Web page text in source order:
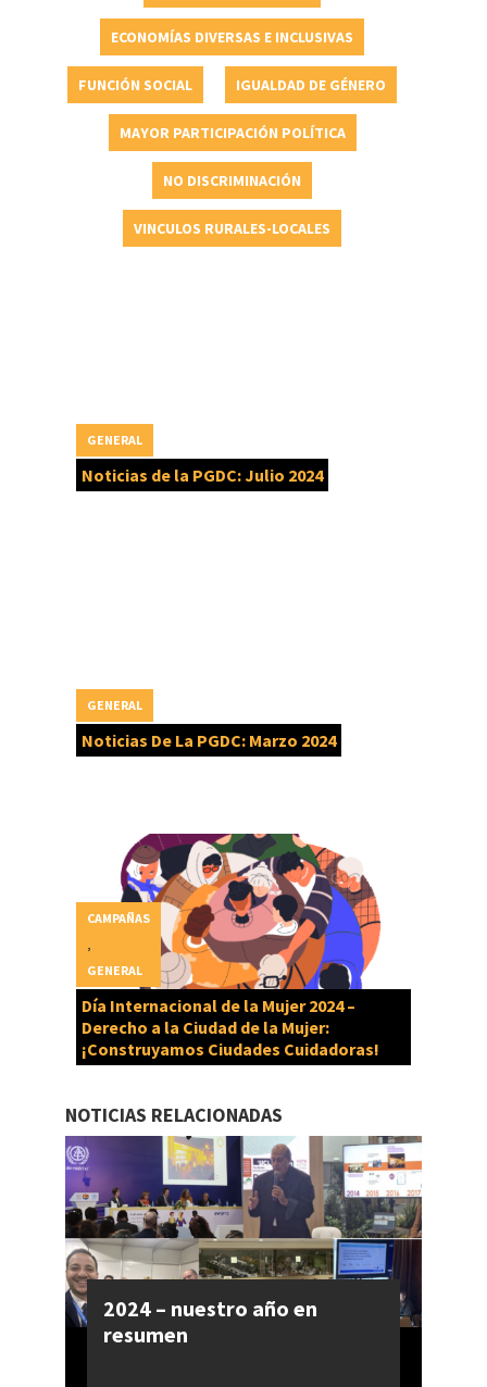
ECONOMÍAS DIVERSAS E INCLUSIVAS
FUNCIÓN SOCIAL IGUALDAD DE GÉNERO
MAYOR PARTICIPACIÓN POLÍTICA
NO DISCRIMINACIÓN
VINCULOS RURALES-LOCALES
Noticias de la PGDC: Julio 2024
GENERAL
Noticias De La PGDC: Marzo 2024
GENERAL
Día Internacional de la Mujer 2024 –
Derecho a la Ciudad de la Mujer:
¡Construyamos Ciudades Cuidadoras!
CAMPAÑAS
GENERAL
NOTICIAS RELACIONADAS
2024 – nuestro año en
resumen